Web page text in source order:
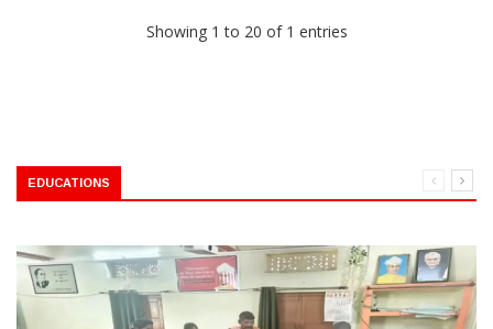
Showing 1 to 20 of 1 entries
EDUCATIONS